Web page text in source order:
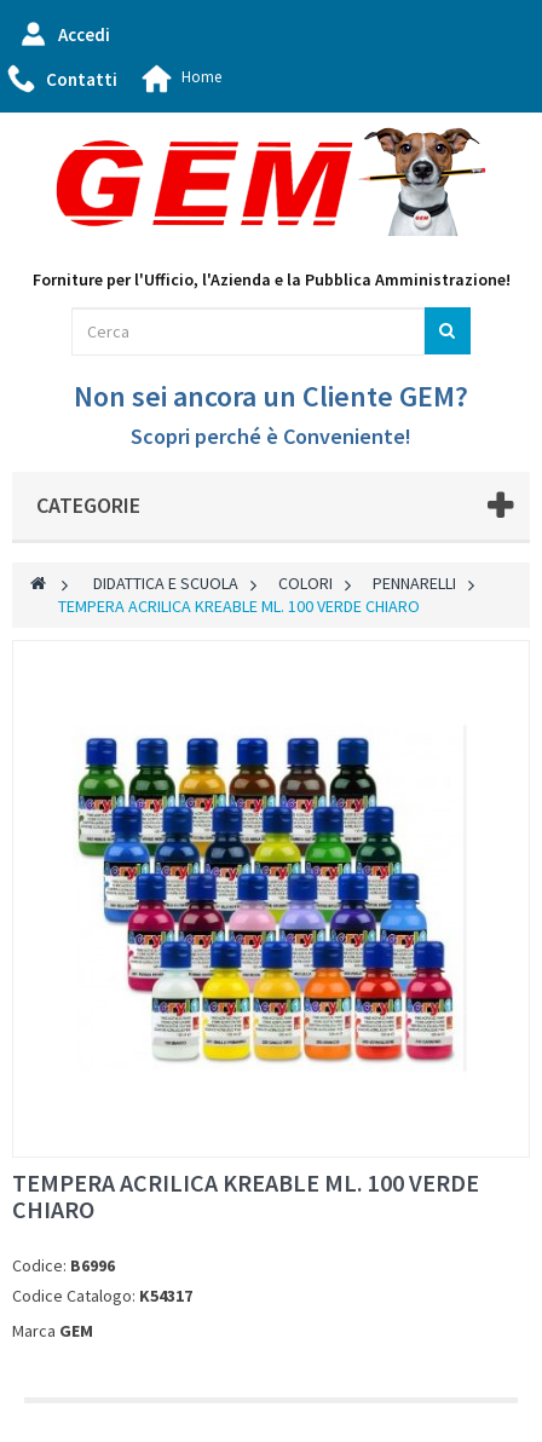
Accedi
Contatti
Home
Forniture per l'Ufficio, l'Azienda e la Pubblica Amministrazione!
Non sei ancora un Cliente GEM?
Scopri perché è Conveniente!
CATEGORIE
> DIDATTICA E SCUOLA > COLORI >
PENNARELLI
TEMPERA ACRILICA KREABLE ML. 100 VERDE CHIARO
TEMPERA ACRILICA KREABLE ML. 100 VERDE
CHIARO
Codice: B6996
Codice Catalogo: K54317
Marca GEM